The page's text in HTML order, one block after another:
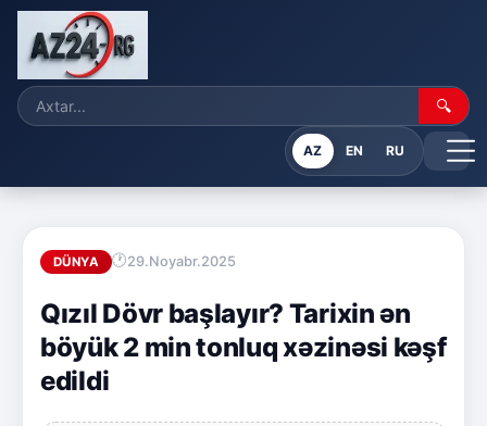
🔍
AZ EN RU
DÜNYA 29.Noyabr.2025
Qızıl Dövr başlayır? Tarixin ən
böyük 2 min tonluq xəzinəsi kəşf
edildi